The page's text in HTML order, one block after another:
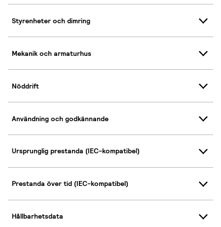
Styrenheter och dimring
Mekanik och armaturhus
Nöddrift
Användning och godkännande
Ursprunglig prestanda (IEC-kompatibel)
Prestanda över tid (IEC-kompatibel)
Hållbarhetsdata